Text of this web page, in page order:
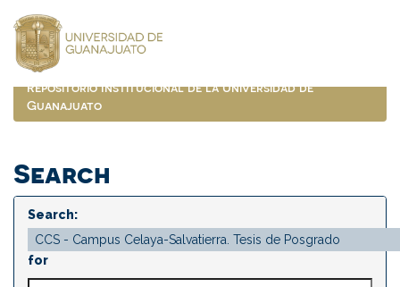
navigation
Repositorio Institucional de la Universidad de
Guanajuato
Search
Search:
for